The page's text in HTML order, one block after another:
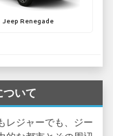
Jeep Renegade
いて
レジャーでも、ジー